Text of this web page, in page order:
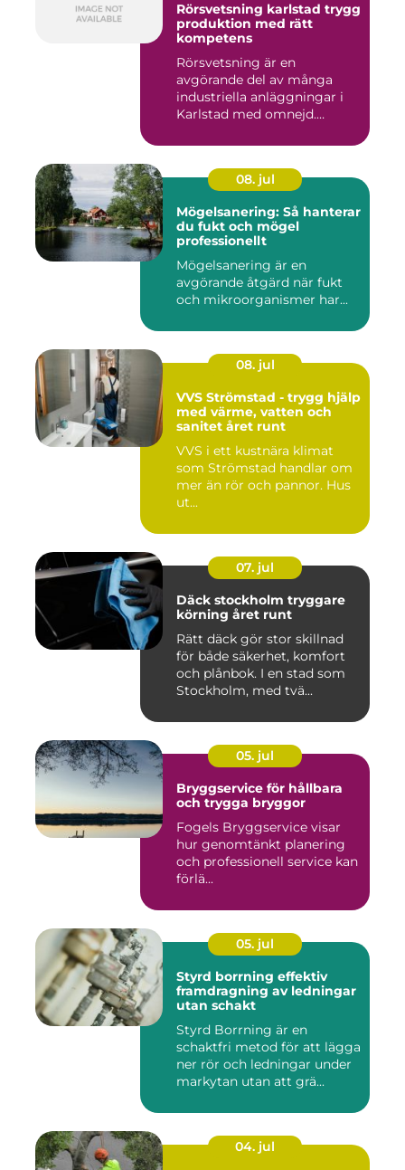
Rörsvetsning karlstad trygg
produktion med rätt
kompetens
Rörsvetsning är en
avgörande del av många
industriella anläggningar i
Karlstad med omnejd.
08. jul
Mögelsanering: Så hanterar
du fukt och mögel
professionellt
Mögelsanering är en
avgörande åtgärd när fukt
och mikroorganismer har...
08. jul
VVS Strömstad - trygg hjälp
med värme, vatten och
sanitet året runt
VVS i ett kustnära klimat
som Strömstad handlar om
mer än rör och pannor. Hus
ut...
07. jul
Däck stockholm tryggare
körning året runt
Rätt däck gör stor skillnad
för både säkerhet, komfort
och plånbok. I en stad som
Stockholm, med tvä...
05. jul
Bryggservice för hållbara
och trygga bryggor
Fogels Bryggservice visar
hur genomtänkt planering
och professionell service kan
förlä...
05. jul
Styrd borrning effektiv
framdragning av ledningar
utan schakt
Styrd Borrning är en
schaktfri metod för att lägga
ner rör och ledningar under
markytan utan att grä...
04. jul